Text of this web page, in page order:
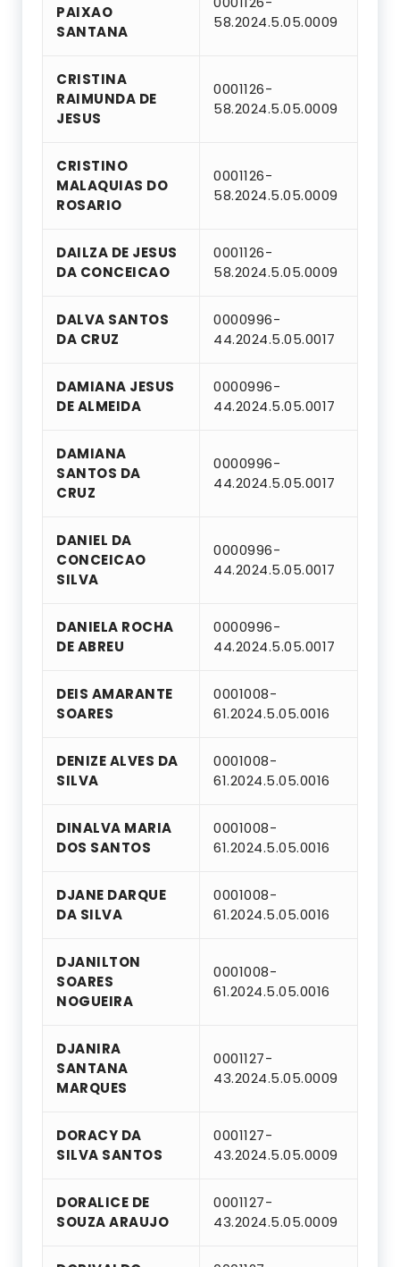
PAIXAO
SANTANA
58.2024.5.05.0009
CRISTINA
RAIMUNDA DE
JESUS
0001126-
58.2024.5.05.0009
CRISTINO
MALAQUIAS DO
ROSARIO
0001126-
58.2024.5.05.0009
DAILZA DE JESUS
DA CONCEICAO
0001126-
58.2024.5.05.0009
DALVA SANTOS
DA CRUZ
0000996-
44.2024.5.05.0017
DAMIANA JESUS
DE ALMEIDA
0000996-
44.2024.5.05.0017
DAMIANA
SANTOS DA
CRUZ
0000996-
44.2024.5.05.0017
DANIEL DA
CONCEICAO
SILVA
0000996-
44.2024.5.05.0017
DANIELA ROCHA
DE ABREU
0000996-
44.2024.5.05.0017
DEIS AMARANTE
SOARES
0001008-
61.2024.5.05.0016
DENIZE ALVES DA
SILVA
0001008-
61.2024.5.05.0016
DINALVA MARIA
DOS SANTOS
0001008-
61.2024.5.05.0016
DJANE DARQUE
DA SILVA
0001008-
61.2024.5.05.0016
DJANILTON
SOARES
NOGUEIRA
0001008-
61.2024.5.05.0016
DJANIRA
SANTANA
MARQUES
0001127-
43.2024.5.05.0009
DORACY DA
SILVA SANTOS
0001127-
43.2024.5.05.0009
DORALICE DE
SOUZA ARAUJO
0001127-
43.2024.5.05.0009